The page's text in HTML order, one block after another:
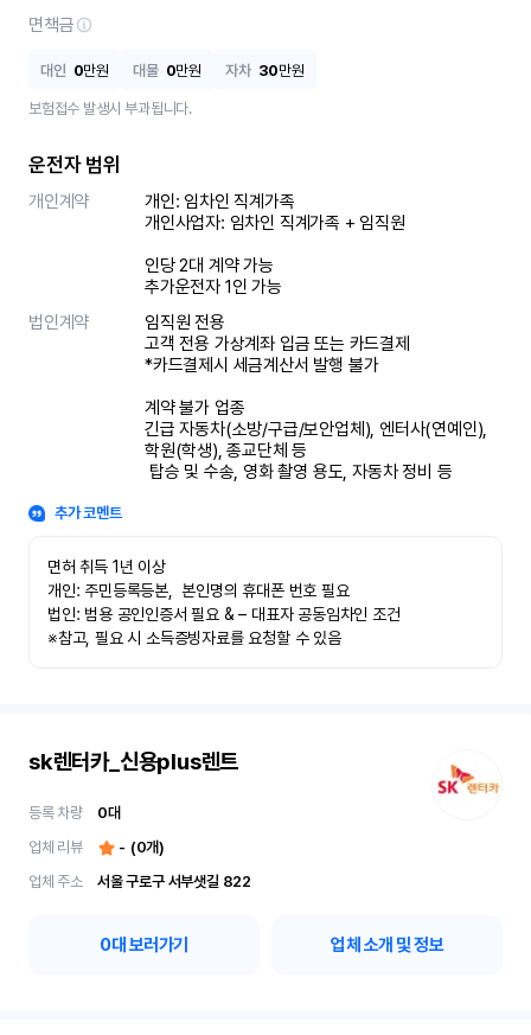
면책금
대인 0만원 대물 0만원 자차 30만원
보험접수 발생시 부과됩니다.
운전자 범위
개인계약
개인: 임차인 직계가족
개인사업자: 임차인 직계가족 + 임직원
인당 2대 계약 가능
추가운전자 1인 가능
법인계약
임직원 전용
고객 전용 가상계좌 입금 또는 카드결제
*카드결제시 세금계산서 발행 불가
계약 불가 업종
긴급 자동차(소방/구급/보안업체), 엔터사(연예인),
학원(학생), 종교단체 등
탑승 및 수송, 영화 촬영 용도, 자동차 정비 등
추가 코멘트
면허 취득 1년 이상
개인: 주민등록등본,  본인명의 휴대폰 번호 필요
법인: 범용 공인인증서 필요 & – 대표자 공동임차인 조건
※참고, 필요 시 소득증빙자료를 요청할 수 있음
sk렌터카_신용plus렌트
등록 차량 0대
업체 리뷰
- (0개)
업체 주소
서울 구로구 서부샛길 822
0대 보러가기 업체 소개 및 정보